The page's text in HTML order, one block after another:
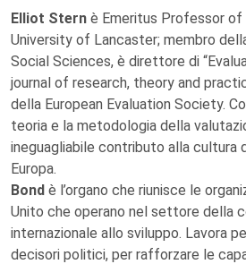
Elliot Stern è Emeritus Professor of
University of Lancaster; membro
Social Sciences, è direttore di
journal of research, theory and
della European Evaluation Society.
teoria e la metodologia della
ineguagliabile contributo alla cultura
Europa.
Bond è l’organo che riunisce le
Unito che operano nel settore della
internazionale allo sviluppo. Lavora
decisori politici, per rafforzare le